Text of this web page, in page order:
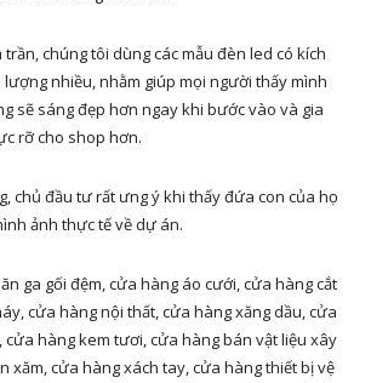
chúng tôi dùng các mẫu đèn led có kích
nhiều, nhằm giúp mọi người thấy mình
sẽ sáng đẹp hơn ngay khi bước vào và gia
rỡ cho shop hơn.
chủ đầu tư rất ưng ý khi thấy đứa con của họ
ảnh thực tế về dự án.
ga gối đệm, cửa hàng áo cưới, cửa hàng cắt
cửa hàng nội thất, cửa hàng xăng dầu, cửa
hàng kem tươi, cửa hàng bán vật liệu xây
xăm, cửa hàng xách tay, cửa hàng thiết bị vệ